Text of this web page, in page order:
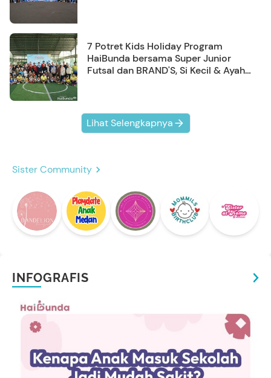
7 Potret Kids Holiday Program
HaiBunda bersama Super Junior
Futsal dan BRAND'S, Si Kecil & Ayah
Lihat Selengkapnya
Sister Community
INFOGRAFIS